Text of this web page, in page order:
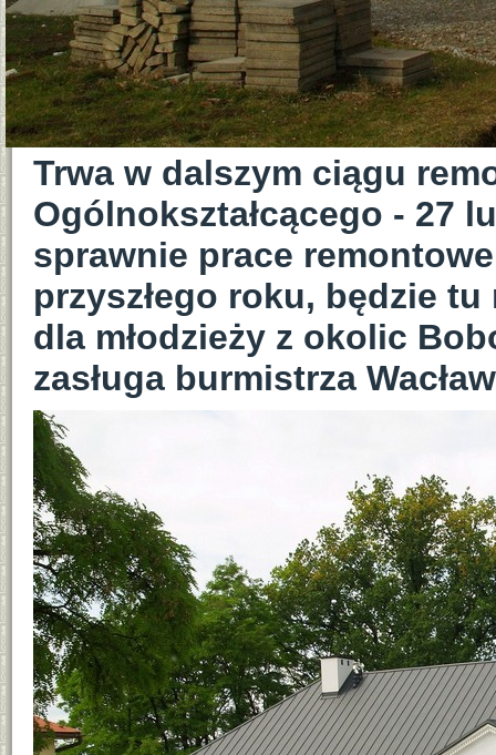
Trwa w dalszym ciągu
Ogólnokształcącego - 27
sprawnie prace
przyszłego roku, będzie tu
dla młodzieży z okolic
zasługa burmistrza